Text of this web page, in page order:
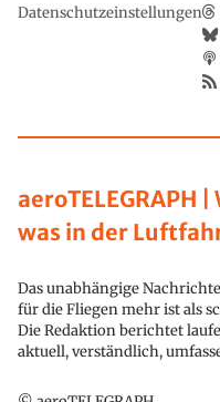
aeroTELEGRAPH
was in der
Das unabhängige
für die Fliegen mehr ist als
Die Redaktion berichtet
aktuell, verständlich,
Datenschutzeinstellungen